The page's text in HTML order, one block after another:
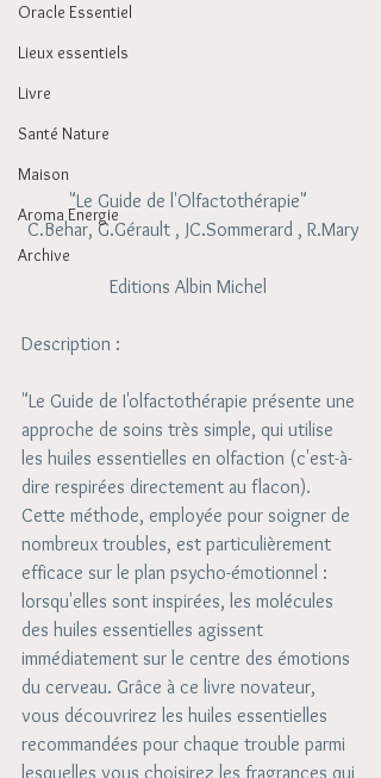
Oracle Essentiel
Lieux essentiels
Livre
Santé Nature
Maison
Aroma Energie
Archive
"Le Guide de l'Olfactothérapie"
C.Behar, G.Gérault , JC.Sommerard , R.Mary
Editions Albin Michel
Description :
"Le Guide de I'olfactothérapie présente une
approche de soins très simple, qui utilise
les huiles essentielles en olfaction (c'est-à-
dire respirées directement au flacon).
Cette méthode, employée pour soigner de
nombreux troubles, est particulièrement
efficace sur le plan psycho-émotionnel :
lorsqu'elles sont inspirées, les molécules
des huiles essentielles agissent
immédiatement sur le centre des émotions
du cerveau. Grâce à ce livre novateur,
vous découvrirez les huiles essentielles
recommandées pour chaque trouble parmi
lesquelles vous choisirez les fragrances qui